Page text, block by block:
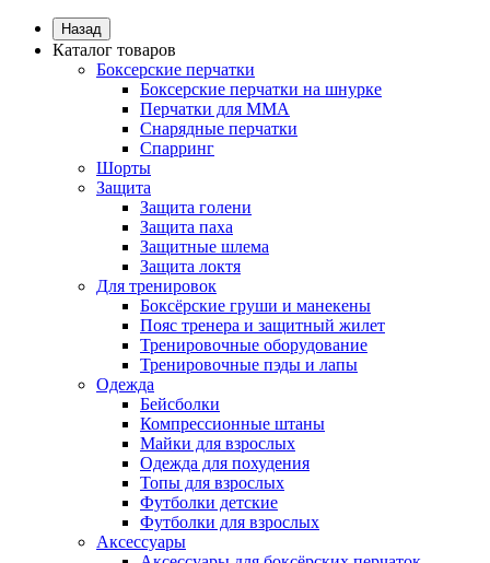
Назад
Каталог товаров
Боксерские перчатки
Боксерские перчатки на шнурке
Перчатки для ММА
Снарядные перчатки
Спарринг
Шорты
Защита
Защита голени
Защита паха
Защитные шлема
Защита локтя
Для тренировок
Боксёрские груши и манекены
Пояс тренера и защитный жилет
Тренировочные оборудование
Тренировочные пэды и лапы
Одежда
Бейсболки
Компрессионные штаны
Майки для взрослых
Одежда для похудения
Топы для взрослых
Футболки детские
Футболки для взрослых
Аксессуары